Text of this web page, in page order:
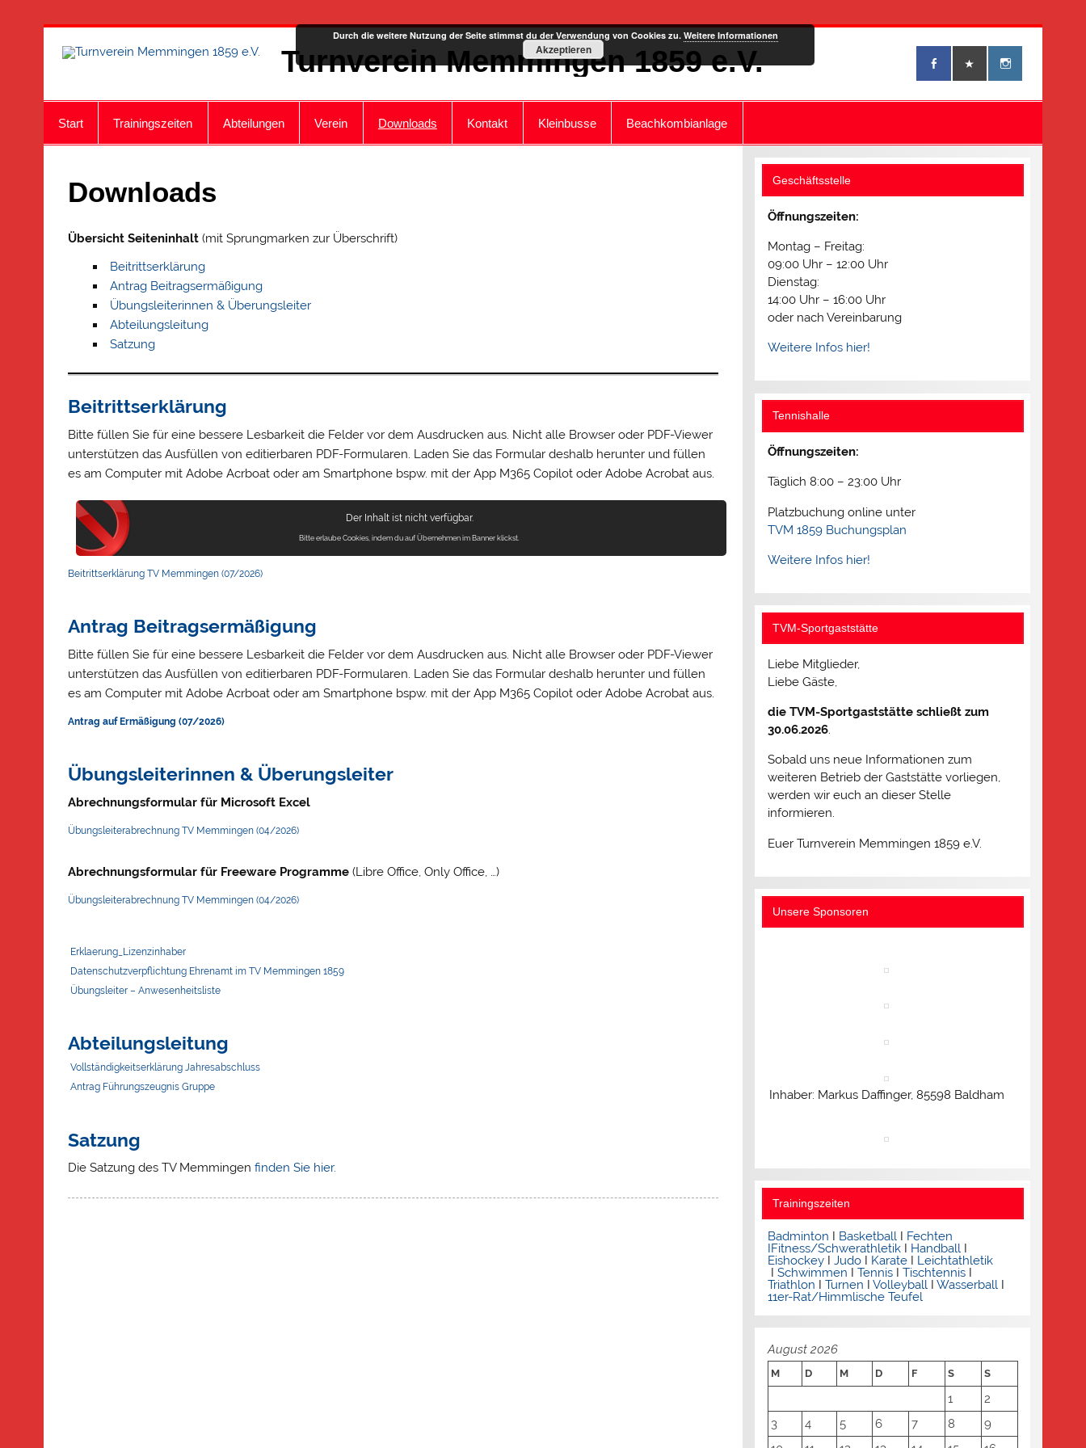
Turnverein Memmingen 1859 e.V.
Start Trainingszeiten Abteilungen Verein Downloads Kontakt Kleinbusse Beachkombianlage
Downloads
Übersicht Seiteninhalt(mit Sprungmarken zur Überschrift)
Beitrittserklärung
Antrag Beitragsermäßigung
Übungsleiterinnen & Überungsleiter
Abteilungsleitung
Satzung
Beitrittserklärung
Bitte füllen Sie für eine bessere Lesbarkeit die Felder vor dem Ausdrucken aus. Nicht alle Browser oder PDF-Viewer
unterstützen das Ausfüllen von editierbaren PDF-Formularen. Laden Sie das Formular deshalb herunter und füllen
es am Computer mit Adobe Acrboat oder am Smartphone bspw. mit der App M365 Copilot oder Adobe Acrobat aus.
Der Inhalt ist nicht verfügbar.
Bitte erlaube Cookies, indem du auf Übernehmen im Banner klickst.
Beitrittserklärung TV Memmingen (07/2026)
Antrag Beitragsermäßigung
Bitte füllen Sie für eine bessere Lesbarkeit die Felder vor dem Ausdrucken aus. Nicht alle Browser oder PDF-Viewer
unterstützen das Ausfüllen von editierbaren PDF-Formularen. Laden Sie das Formular deshalb herunter und füllen
es am Computer mit Adobe Acrboat oder am Smartphone bspw. mit der App M365 Copilot oder Adobe Acrobat aus.
Antrag auf Ermäßigung (07/2026)
Übungsleiterinnen & Überungsleiter
Abrechnungsformular für Microsoft Excel
Übungsleiterabrechnung TV Memmingen (04/2026)
Abrechnungsformular für Freeware Programme(Libre Office, Only Office, …)
Übungsleiterabrechnung TV Memmingen (04/2026)
Erklaerung_Lizenzinhaber
Datenschutzverpflichtung Ehrenamt im TV Memmingen 1859
Übungsleiter – Anwesenheitsliste
Abteilungsleitung
Vollständigkeitserklärung Jahresabschluss
Antrag Führungszeugnis Gruppe
Satzung
Die Satzung des TV Memmingenfinden Sie hier.
Geschäftsstelle
Öffnungszeiten:
Montag – Freitag:
09:00 Uhr – 12:00 Uhr
Dienstag:
14:00 Uhr – 16:00 Uhr
oder nach Vereinbarung
Weitere Infos hier!
Tennishalle
Öffnungszeiten:
Täglich 8:00 – 23:00 Uhr
Platzbuchung online unter
TVM 1859 Buchungsplan
Weitere Infos hier!
TVM-Sportgaststätte
Liebe Mitglieder,
Liebe Gäste,
die TVM-Sportgaststätte schließt zum
30.06.2026.
Sobald uns neue Informationen zum
weiteren Betrieb der Gaststätte vorliegen,
werden wir euch an dieser Stelle
informieren.
Euer Turnverein Memmingen 1859 e.V.
Unsere Sponsoren
Inhaber: Markus Daffinger, 85598 Baldham
Trainingszeiten
Badminton I BasketballI Fechten
IFitness/SchwerathletikI HandballI
EishockeyI JudoI KarateI Leichtathletik
I Schwimmen I TennisI Tischtennis I
Triathlon I Turnen I VolleyballI WasserballI
11er-Rat/Himmlische Teufel
August 2026
M D M D F S S
1
2
3
4 5 6 7 8
9
Durch die weitere Nutzung der Seite stimmst du der Verwendung von Cookies zu. Weitere Informationen
Akzeptieren